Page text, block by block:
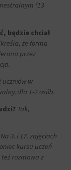
(13
będzie chciał
że forma
przez
uczniów w
dla 1-2 osób.
Tak,
Na 3. i 17. zajęciach
kursu uczeń
rozmowa z